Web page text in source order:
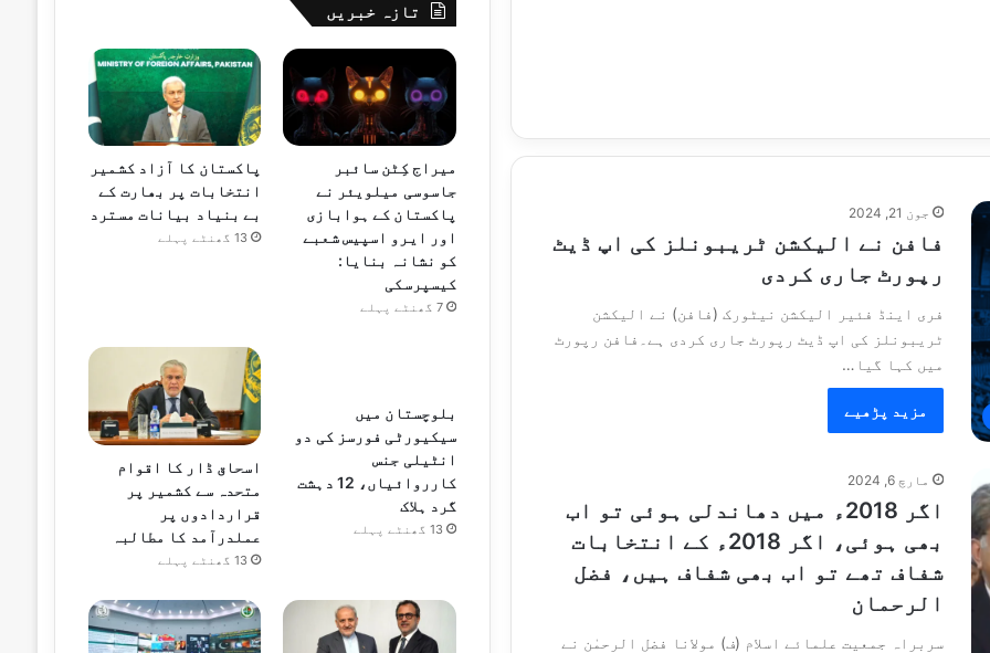
جون 21, 2024
فافن نے الیکشن ٹریبونلز کی اپ ڈیٹ
رپورٹ جاری کردی
فری اینڈ فئیر الیکشن نیٹورک (فافن) نے الیکشن
ٹریبونلز کی اپ ڈیٹ رپورٹ جاری کردی ہے۔فافن رپورٹ
میں کہا گیا…
مزید پڑھیے
مارچ 6, 2024
اگر 2018ء میں دھاندلی ہوئی تو اب
بھی ہوئی، اگر 2018ء کے انتخابات
شفاف تھے تو اب بھی شفاف ہیں، فضل
الرحمان
سربراہ جمعیت علمائے اسلام (ف) مولانا فضل الرحمٰن نے
تازہ خبریں
میراج کِٹن سائبر
جاسوسی میلویئر نے
پاکستان کے ہوابازی
اور ایرو اسپیس شعبے
کو نشانہ بنایا:
کیسپرسکی
7 گھنٹے پہلے
پاکستان کا آزاد کشمیر
انتخابات پر بھارت کے
بے بنیاد بیانات مسترد
13 گھنٹے پہلے
بلوچستان میں
سیکیورٹی فورسز کی دو
انٹیلی جنس
کارروائیاں، 12 دہشت
گرد ہلاک
13 گھنٹے پہلے
اسحاق ڈار کا اقوام
متحدہ سے کشمیر پر
قراردادوں پر
عملدرآمد کا مطالبہ
13 گھنٹے پہلے